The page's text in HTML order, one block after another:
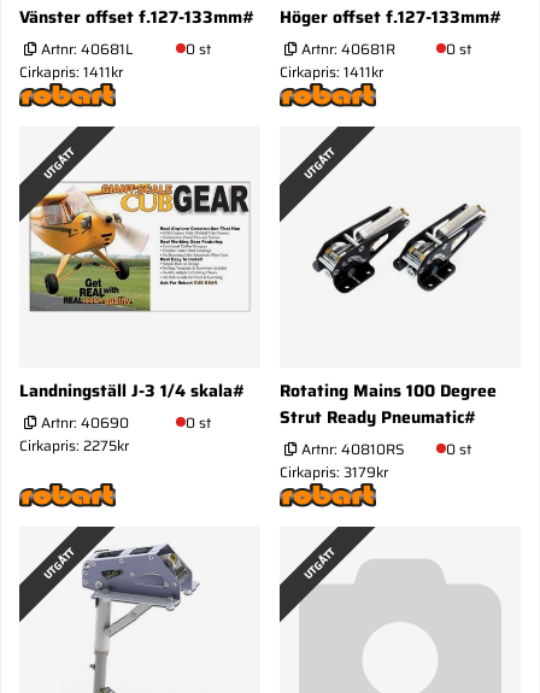
Vänster offset f.127-133mm#
Artnr: 40681L
0 st
Cirkapris: 1411kr
Höger offset f.127-133mm#
Artnr: 40681R
0 st
Cirkapris: 1411kr
UTGÅTT
Landningställ J-3 1/4 skala#
Artnr: 40690
0 st
Cirkapris: 2275kr
UTGÅTT
Rotating Mains 100 Degree
Strut Ready Pneumatic#
Artnr: 40810RS
0 st
Cirkapris: 3179kr
UTGÅTT UTGÅTT